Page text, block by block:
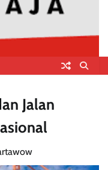
Jalan